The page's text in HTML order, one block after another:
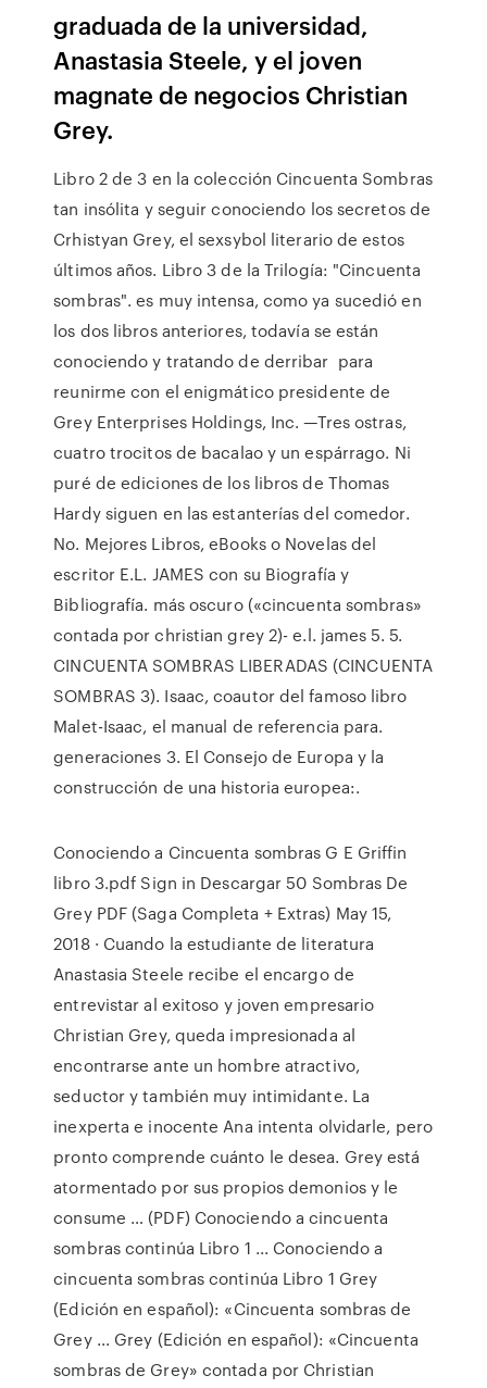
graduada de la universidad,
Anastasia Steele, y el joven
magnate de negocios Christian
Grey.
Libro 2 de 3 en la colección Cincuenta Sombras
tan insólita y seguir conociendo los secretos de
Crhistyan Grey, el sexsybol literario de estos
últimos años. Libro 3 de la Trilogía: "Cincuenta
sombras". es muy intensa, como ya sucedió en
los dos libros anteriores, todavía se están
conociendo y tratando de derribar para
reunirme con el enigmático presidente de
Grey Enterprises Holdings, Inc. —Tres ostras,
cuatro trocitos de bacalao y un espárrago. Ni
puré de ediciones de los libros de Thomas
Hardy siguen en las estanterías del comedor.
No. Mejores Libros, eBooks o Novelas del
escritor E.L. JAMES con su Biografía y
Bibliografía. más oscuro («cincuenta sombras»
contada por christian grey 2)- e.l. james 5. 5.
CINCUENTA SOMBRAS LIBERADAS (CINCUENTA
SOMBRAS 3). Isaac, coautor del famoso libro
Malet-Isaac, el manual de referencia para.
generaciones 3. El Consejo de Europa y la
construcción de una historia europea:.
Conociendo a Cincuenta sombras G E Griffin
libro 3.pdf Sign in Descargar 50 Sombras De
Grey PDF (Saga Completa + Extras) May 15,
2018 · Cuando la estudiante de literatura
Anastasia Steele recibe el encargo de
entrevistar al exitoso y joven empresario
Christian Grey, queda impresionada al
encontrarse ante un hombre atractivo,
seductor y también muy intimidante. La
inexperta e inocente Ana intenta olvidarle, pero
pronto comprende cuánto le desea. Grey está
atormentado por sus propios demonios y le
consume … (PDF) Conociendo a cincuenta
sombras continúa Libro 1 ... Conociendo a
cincuenta sombras continúa Libro 1 Grey
(Edición en español): «Cincuenta sombras de
Grey ... Grey (Edición en español): «Cincuenta
sombras de Grey» contada por Christian